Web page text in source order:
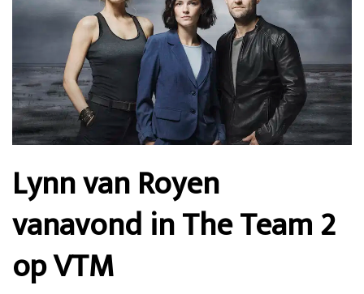
Lynn van Royen
vanavond in The Team 2
op VTM